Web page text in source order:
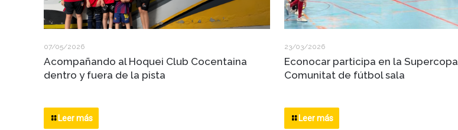
07/05/2026
Acompañando al Hoquei Club Cocentaina
dentro y fuera de la pista
Leer más
23/03/2026
Econocar participa en la Supercopa
Comunitat de fútbol sala
Leer más